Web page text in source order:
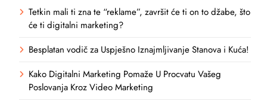
Tetkin mali ti zna te “reklame”, završit će ti on to džabe, što
će ti digitalni marketing?
Besplatan vodič za Uspješno Iznajmljivanje Stanova i Kuća!
Kako Digitalni Marketing Pomaže U Procvatu Vašeg
Poslovanja Kroz Video Marketing